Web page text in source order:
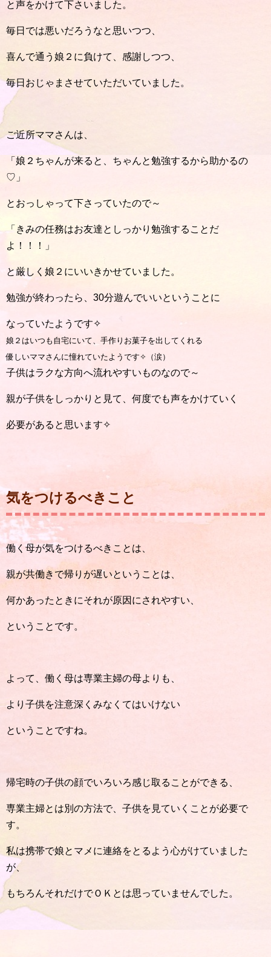
と声をかけて下さいました。
毎日では悪いだろうなと思いつつ、
喜んで通う娘２に負けて、感謝しつつ、
毎日おじゃまさせていただいていました。
ご近所ママさんは、
「娘２ちゃんが来ると、ちゃんと勉強するから助かるの
♡」
とおっしゃって下さっていたので～
「きみの任務はお友達としっかり勉強することだ
よ！！！」
と厳しく娘２にいいきかせていました。
勉強が終わったら、30分遊んでいいということに
なっていたようです✧
娘２はいつも自宅にいて、手作りお菓子を出してくれる
優しいママさんに憧れていたようです✧（涙）
子供はラクな方向へ流れやすいものなので～
親が子供をしっかりと見て、何度でも声をかけていく
必要があると思います✧
気をつけるべきこと
働く母が気をつけるべきことは、
親が共働きで帰りが遅いということは、
何かあったときにそれが原因にされやすい、
ということです。
よって、働く母は専業主婦の母よりも、
より子供を注意深くみなくてはいけない
ということですね。
帰宅時の子供の顔でいろいろ感じ取ることができる、
専業主婦とは別の方法で、子供を見ていくことが必要で
す。
私は携帯で娘とマメに連絡をとるよう心がけていました
が、
もちろんそれだけでＯＫとは思っていませんでした。